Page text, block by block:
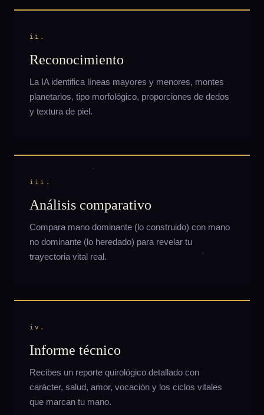
ii.
Reconocimiento
La IA identifica líneas mayores y menores, montes
planetarios, tipo morfológico, proporciones de dedos
y textura de piel.
iii.
Análisis comparativo
Compara mano dominante (lo construido) con mano
no dominante (lo heredado) para revelar tu
trayectoria vital real.
iv.
Informe técnico
Recibes un reporte quirológico detallado con
carácter, salud, amor, vocación y los ciclos vitales
que marcan tu mano.